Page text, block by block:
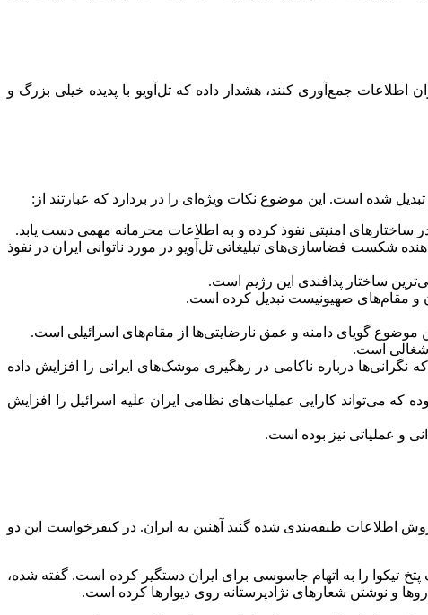
اطلاعات جمع‌آوری کنند، هشدار داده که تل‌آویو با پدیده‌ خیلی بزرگ و
شده است. این موضوع نکات ویژه‌ای را در بردارد که عبارتند از:
ساختارهای امنیتی نفوذ کرده و به اطلاعات محرمانه مهمی دست یابد.
شکست فضاسازی‌های تبلیغاتی تل‌آویو در مورد ناتوانی ایران در نفوذ
ساختار پدافندی این رژیم است.
و مقام‌های صهیونیست تبدیل کرده است.
گویای دامنه و عمق نارضایتی‌ها از مقام‌های اسرائیلی است.
است.
درباره ناکامی در رهگیری موشک‌های ایرانی را افزایش داده
که می‌تواند کارایی عملیات‌های نظامی ایران علیه اسرائیل را افزایش
و عملیاتی نیز بوده است.
اطلاعات طبقه‌بندی شده گنبد آهنین به ایران. در کیفرخواست این دو
تیکوا را به اتهام جاسوسی برای ایران دستگیر کرده‌ است. گفته شده،
و نوشتن شعارهای نژادپرستانه روی دیوارها کرده است.